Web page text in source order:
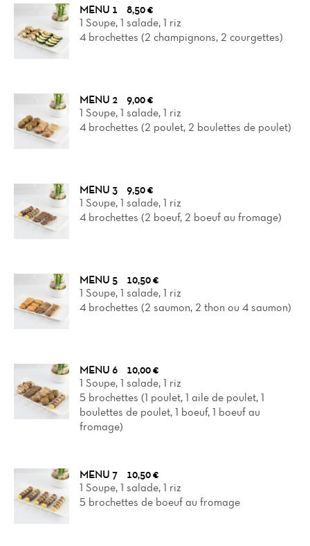
MENU 1
8,50 €
1 Soupe, 1 salade, 1 riz
4 brochettes (2 champignons, 2 courgettes)
MENU 2
9,00 €
1 Soupe, 1 salade, 1 riz
4 brochettes (2 poulet, 2 boulettes de poulet)
MENU 3
9,50 €
1 Soupe, 1 salade, 1 riz
4 brochettes (2 boeuf, 2 boeuf au fromage)
MENU 5
10,50 €
1 Soupe, 1 salade, 1 riz
4 brochettes (2 saumon, 2 thon ou 4 saumon)
MENU 6
10,00 €
1 Soupe, 1 salade, 1 riz
5 brochettes (1 poulet, 1 aile de poulet, 1
boulettes de poulet, 1 boeuf, 1 boeuf au
fromage)
MENU 7
10,50 €
1 Soupe, 1 salade, 1 riz
5 brochettes de boeuf au fromage